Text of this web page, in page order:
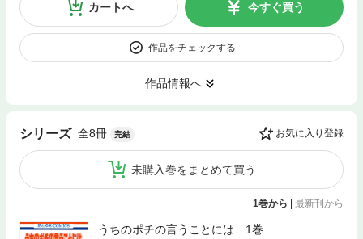
カートへ 今すぐ買う
作品をチェックする
作品情報へ
シリーズ 全8冊 完結 お気に入り登録
未購入巻をまとめて買う
1巻から 最新刊から
うちのポチの言うことには 1巻